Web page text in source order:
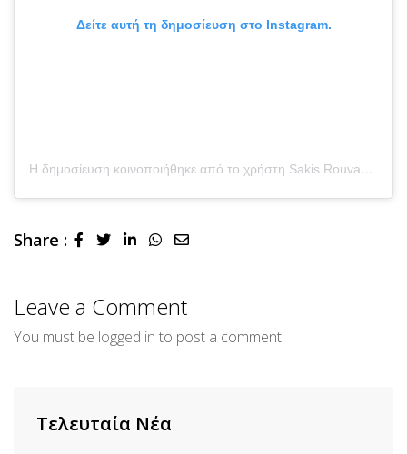
Δείτε αυτή τη δημοσίευση στο Instagram.
Η δημοσίευση κοινοποιήθηκε από το χρήστη Sakis Rouvas (@sakisrouvas)
Share : LinkedInWhatsapp
Share
Leave a Comment
You must be logged in to post a comment.
Τελευταία Νέα